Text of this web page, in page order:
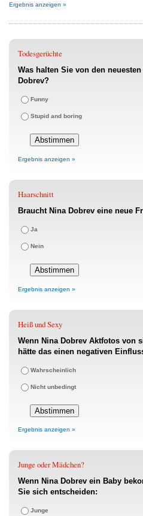
Ergebnis anzeigen »
Todesgerüchte
Was halten Sie von den
Dobrev?
Funny
Stupid and boring
Ergebnis anzeigen »
Haarschnitt
Braucht Nina Dobrev eine neue
Ja
Nein
Ergebnis anzeigen »
Heiß und Sexy
Wenn Nina Dobrev Aktfotos von
hätte das einen negativen
Wahrscheinlich
Nicht unbedingt
Ergebnis anzeigen »
Junge oder Mädchen?
Wenn Nina Dobrev ein Baby
Sie sich entscheiden:
Junge